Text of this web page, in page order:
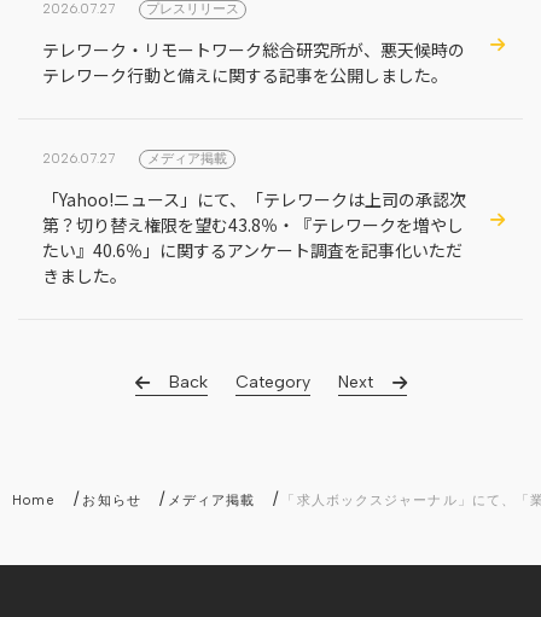
2026.07.27 プレスリリース
テレワーク・リモートワーク総合研究所が、悪天候時の
テレワーク行動と備えに関する記事を公開しました。
2026.07.27 メディア掲載
「Yahoo!ニュース」にて、「テレワークは上司の承認次
第？切り替え権限を望む43.8％・『テレワークを増やし
たい』40.6％」に関するアンケート調査を記事化いただ
きました。
Back Category Next
Home / お知らせ / メディア掲載 / 「求人ボックスジャーナル」にて、